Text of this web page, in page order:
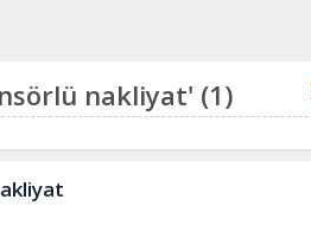
nakliyat' (1)